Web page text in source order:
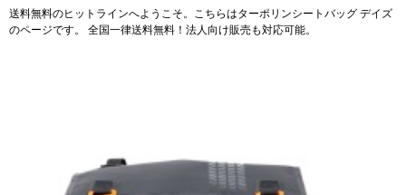
送料無料のヒットラインへようこそ。こちらはターポリンシートバッグ デイズ
のページです。
全国一律送料無料！法人向け販売も対応可能。